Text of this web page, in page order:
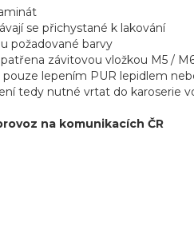
se přichystané k lakování
požadované barvy
závitovou vložkou M5 /
lepením PUR lepidlem
tedy nutné vrtat do karoserie
na komunikacích ČR